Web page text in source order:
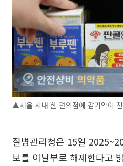
▲서울 시내 한 편의점에 감기약이
질병관리청은 15일
보를 이날부로 해제한다고